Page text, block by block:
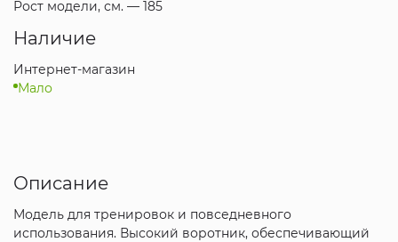
Рост модели, см. — 185
Наличие
Интернет-магазин
Мало
Описание
Модель для тренировок и повседневного
использования. Высокий воротник, обеспечивающий